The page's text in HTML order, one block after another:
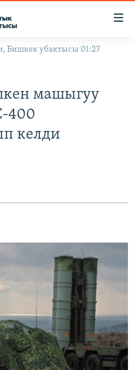
Бишкек убактысы 01:27
машыгуу
400
келди